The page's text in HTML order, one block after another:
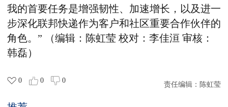
我的首要任务是增强韧性、加速增长，以及进一
步深化联邦快递作为客户和社区重要合作伙伴的
角色。”
（编辑：陈虹莹 校对：李佳洹 审核：
韩磊）
0 0 0
责任编辑： 陈虹莹